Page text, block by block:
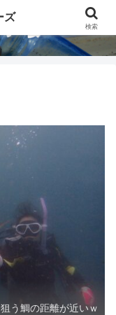
う鯛の距離が近いｗ
ズ
検索